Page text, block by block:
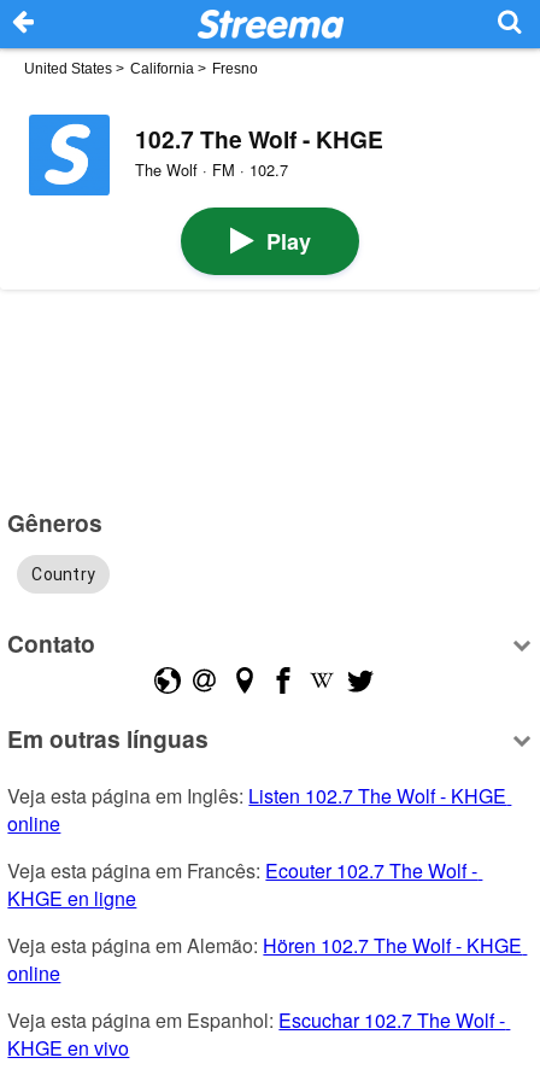
United States > California > Fresno
102.7 The Wolf - KHGE
The Wolf · FM · 102.7
Play
Gêneros
Country
Contato
Em outras línguas
Veja esta página em Inglês: Listen 102.7 The Wolf - KHGE
online
Veja esta página em Francês: Ecouter 102.7 The Wolf -
KHGE en ligne
Veja esta página em Alemão: Hören 102.7 The Wolf - KHGE
online
Veja esta página em Espanhol: Escuchar 102.7 The Wolf -
KHGE en vivo